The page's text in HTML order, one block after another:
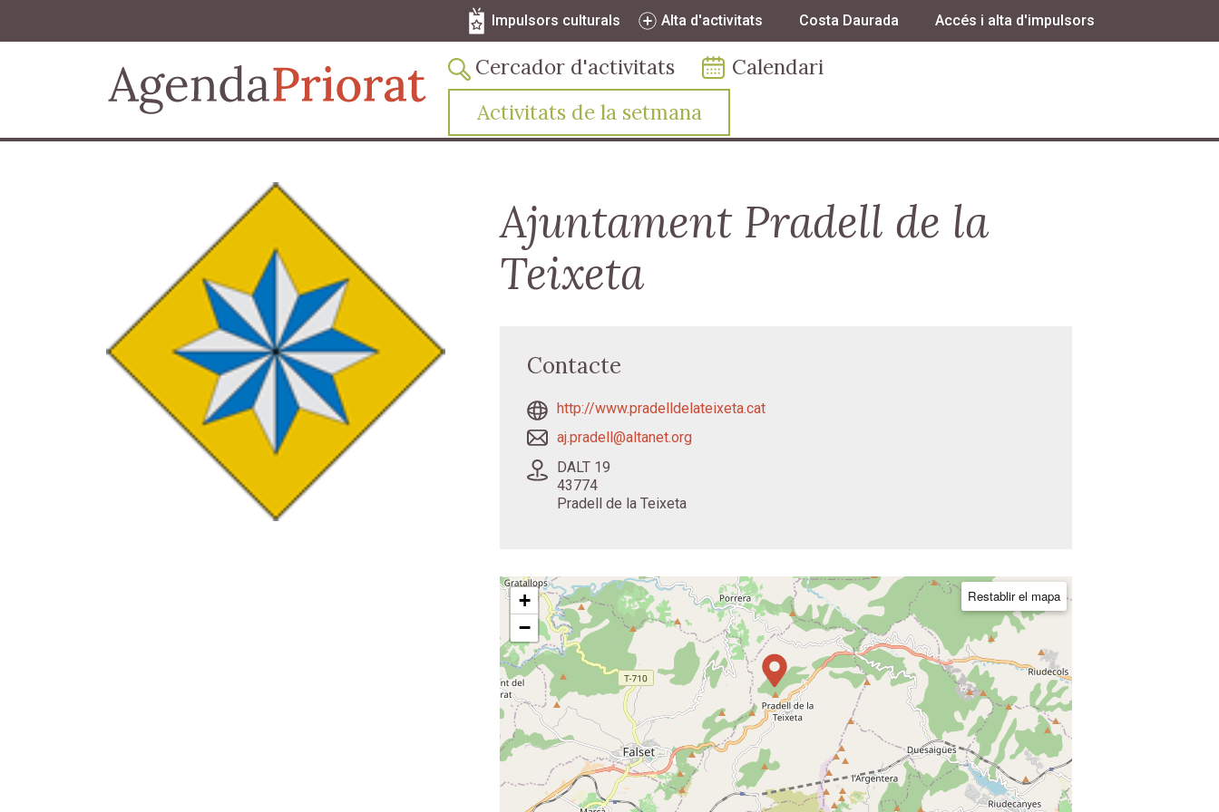
Vés al contingut
Navegació secundària
Impulsors culturals Alta d'activitats Costa Daurada Accés i alta d'impulsors
Navegació principal
Cercador d'activitats
Calendari
Activitats de la setmana
Ajuntament Pradell de la
Teixeta
Contacte
http://www.pradelldelateixeta.cat
aj.pradell@altanet.org
DALT 19
43774
Pradell de la Teixeta
+
−
Restablir el mapa